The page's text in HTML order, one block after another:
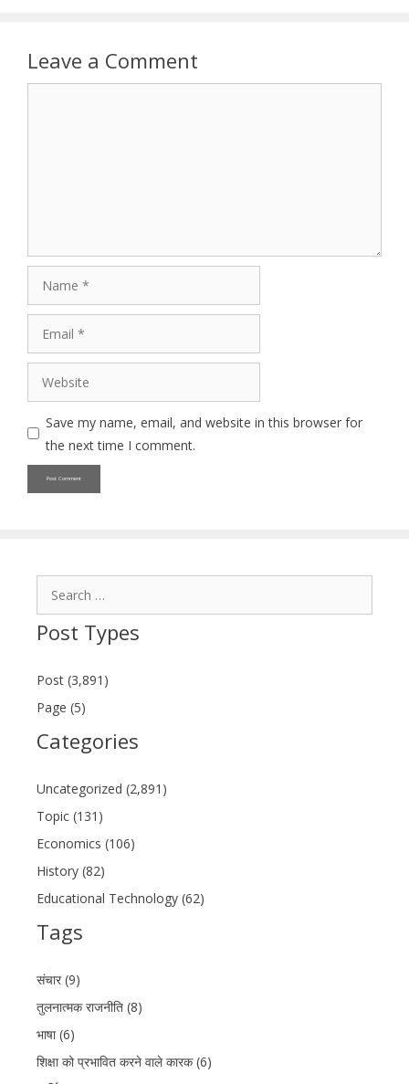
Leave a Comment
Website
Save my name, email, and website in this browser for
the next time I comment.
Post Types
Post (3,891)
Page (5)
Categories
Uncategorized (2,891)
Topic (131)
Economics (106)
History (82)
Educational Technology (62)
Tags
संचार (9)
तुलनात्मक राजनीति (8)
भाषा (6)
शिक्षा को प्रभावित करने वाले कारक (6)